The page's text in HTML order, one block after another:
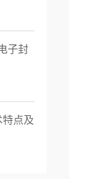
子封
点及